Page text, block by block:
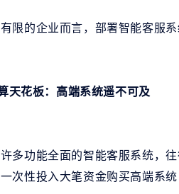
限的企业而言，部署智能客服
天花板：高端系统遥不可及
多功能全面的智能客服系统，
次性投入大笔资金购买高端系